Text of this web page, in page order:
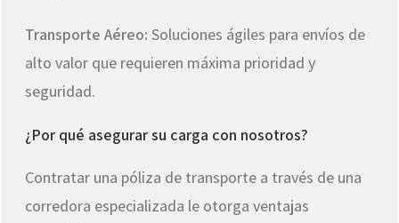
Transporte Aéreo: Soluciones ágiles para envíos de
alto valor que requieren máxima prioridad y
seguridad.
¿Por qué asegurar su carga con nosotros?
Contratar una póliza de transporte a través de una
corredora especializada le otorga ventajas